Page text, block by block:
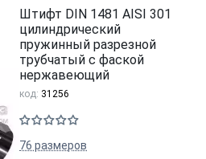
Штифт DIN 1481 AISI 301
цилиндрический
пружинный разрезной
трубчатый с фаской
нержавеющий
код: 31256
76 размеров